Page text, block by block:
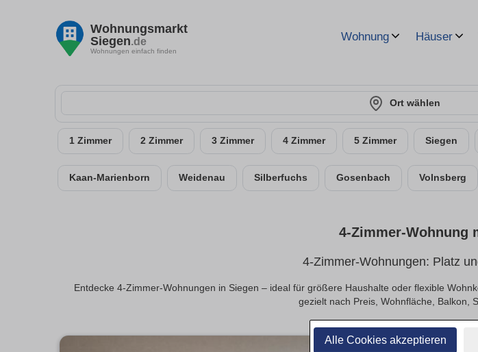
Alle Cookies akzeptieren
Wohnungsmarkt
Siegen.de
Wohnungen einfach finden
Wohnung Häuser
Ort wählen
1 Zimmer 2 Zimmer 3 Zimmer 4 Zimmer 5 Zimmer Siegen
Kaan-Marienborn Weidenau Silberfuchs Gosenbach Volnsberg
4-Zimmer-Wohnung
4-Zimmer-Wohnungen: Platz
Entdecke 4-Zimmer-Wohnungen in Siegen – ideal für größere Haushalte oder flexible
gezielt nach Preis, Wohnfläche, Balkon,